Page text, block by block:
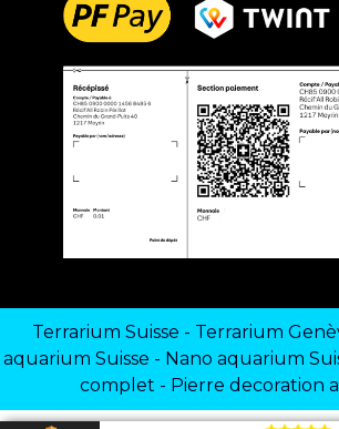
Terrarium Suisse - Terrarium
aquarium Suisse - Nano aquarium
complet - Pierre decoration